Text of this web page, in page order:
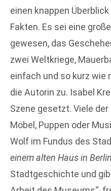
einen knappen
Fakten. Es sei eine
gewesen, das
zwei Weltkriege,
einfach und so kurz wie
die Autorin zu. Isabel
Szene gesetzt. Viele
Möbel, Puppen oder
Wolf im Fundus des
einem alten Haus in Berlin
Stadtgeschichte und